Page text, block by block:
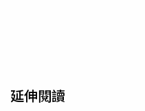
延伸閱讀